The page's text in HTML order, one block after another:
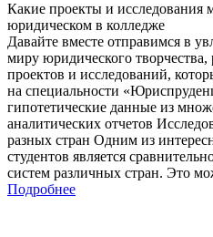
Какие проекты и исследования
юридическом в колледже
Давайте вместе отправимся в
миру юридического
проектов и исследований,
на специальности
гипотетические данные из
аналитических отчетов
разных стран Одним из
студентов является
систем различных стран. Это
Подробнее